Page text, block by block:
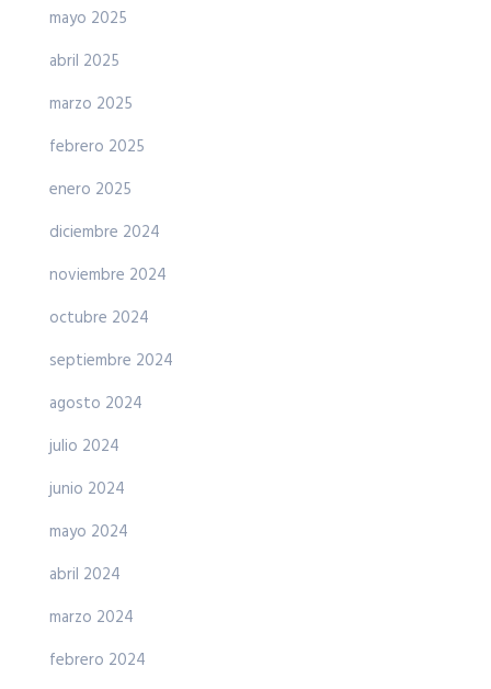
mayo 2025
abril 2025
marzo 2025
febrero 2025
enero 2025
diciembre 2024
noviembre 2024
octubre 2024
septiembre 2024
agosto 2024
julio 2024
junio 2024
mayo 2024
abril 2024
marzo 2024
febrero 2024